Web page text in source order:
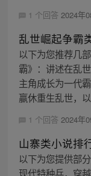
1 个回答 2024年
乱世崛起争霸
以下为您推荐几
霸》：讲述在乱
主角成长为一代
嬴休重生乱世，
1 个回答 2024年
山寨类小说排
以下为您提供部
现代特种兵，穿